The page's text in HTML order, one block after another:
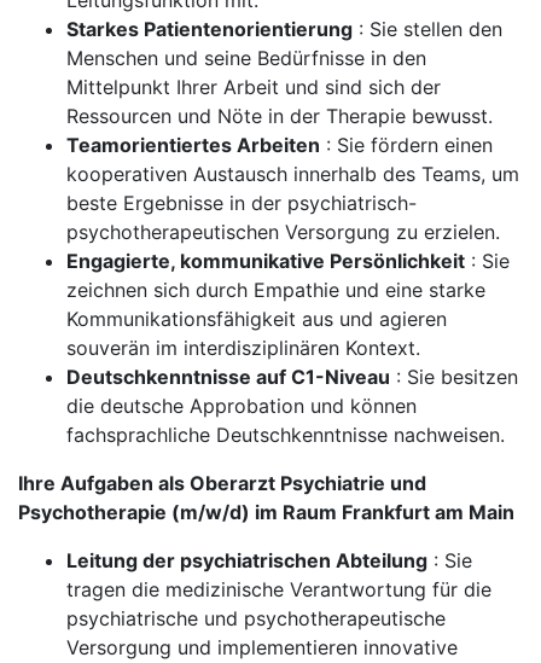
Starkes Patientenorientierung : Sie stellen den
Menschen und seine Bedürfnisse in den
Mittelpunkt Ihrer Arbeit und sind sich der
Ressourcen und Nöte in der Therapie bewusst.
Teamorientiertes Arbeiten : Sie fördern einen
kooperativen Austausch innerhalb des Teams, um
beste Ergebnisse in der psychiatrisch-
psychotherapeutischen Versorgung zu erzielen.
Engagierte, kommunikative Persönlichkeit : Sie
zeichnen sich durch Empathie und eine starke
Kommunikationsfähigkeit aus und agieren
souverän im interdisziplinären Kontext.
Deutschkenntnisse auf C1-Niveau : Sie besitzen
die deutsche Approbation und können
fachsprachliche Deutschkenntnisse nachweisen.
Ihre Aufgaben als Oberarzt Psychiatrie und
Psychotherapie (m/w/d) im Raum Frankfurt am Main
Leitung der psychiatrischen Abteilung : Sie
tragen die medizinische Verantwortung für die
psychiatrische und psychotherapeutische
Versorgung und implementieren innovative